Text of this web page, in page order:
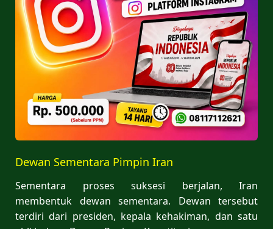
Dewan Sementara Pimpin Iran
Sementara proses suksesi berjalan, Iran
membentuk dewan sementara. Dewan tersebut
terdiri dari presiden, kepala kehakiman, dan satu